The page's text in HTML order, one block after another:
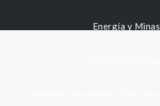
Energía y Minas